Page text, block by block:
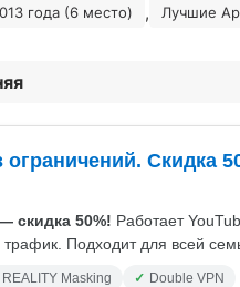
года (6 место) , Лучшие
Скидка
скидка 50%! Работает
Подходит для всей
REALITY Masking Double VPN